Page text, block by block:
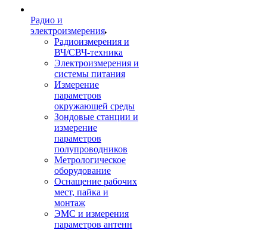
Радио и
электроизмерения
Радиоизмерения и
ВЧ/СВЧ-техника
Электроизмерения и
системы питания
Измерение
параметров
окружающей среды
Зондовые станции и
измерение
параметров
полупроводников
Метрологическое
оборудование
Оснащение рабочих
мест, пайка и
монтаж
ЭМС и измерения
параметров антенн